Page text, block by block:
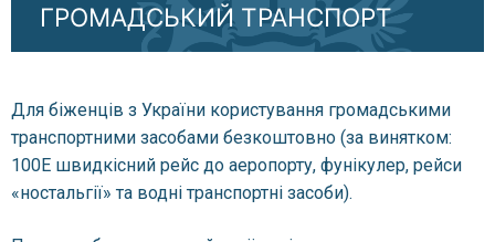
ГРОМАДСЬКИЙ ТРАНСПОРТ
Для біженців з України користування громадськими
транспортними засобами безкоштовно (за винятком:
100E швидкісний рейс до аеропорту, фунікулер, рейси
«ностальгії» та водні транспортні засоби).